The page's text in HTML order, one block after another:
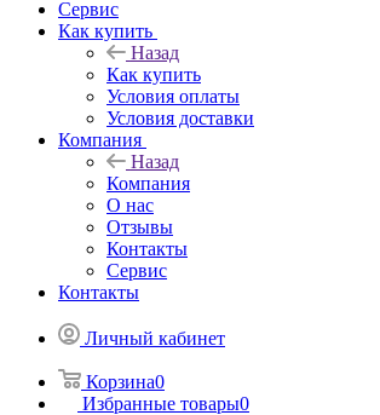
Сервис
Как купить
Назад
Как купить
Условия оплаты
Условия доставки
Компания
Назад
Компания
О нас
Отзывы
Контакты
Сервис
Контакты
Личный кабинет
Корзина0
Избранные товары0